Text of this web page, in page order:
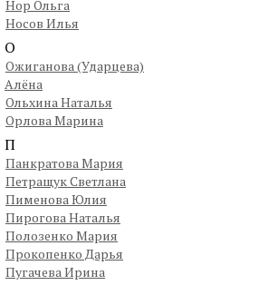
Нор Ольга
Носов Илья
О
Ожиганова (Ударцева)
Алёна
Ольхина Наталья
Орлова Марина
П
Панкратова Мария
Петращук Светлана
Пименова Юлия
Пирогова Наталья
Полозенко Мария
Прокопенко Дарья
Пугачева Ирина